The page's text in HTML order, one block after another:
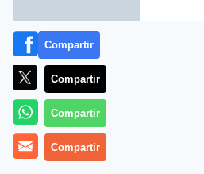
Más información
Compartir
Compartir
Compartir
Compartir